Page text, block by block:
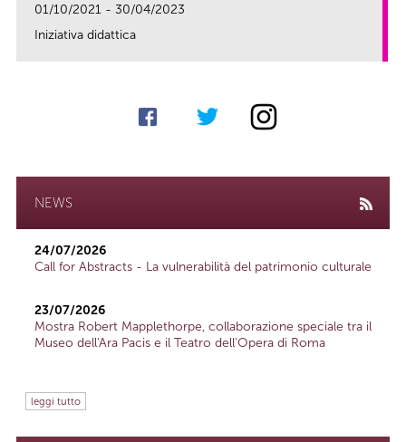
01/10/2021 - 30/04/2023
Iniziativa didattica
NEWS
24/07/2026
Call for Abstracts - La vulnerabilità del patrimonio culturale
23/07/2026
Mostra Robert Mapplethorpe, collaborazione speciale tra il
Museo dell'Ara Pacis e il Teatro dell'Opera di Roma
leggi tutto